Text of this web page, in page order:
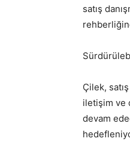
satış
Çilek,
iletişim ve
devam